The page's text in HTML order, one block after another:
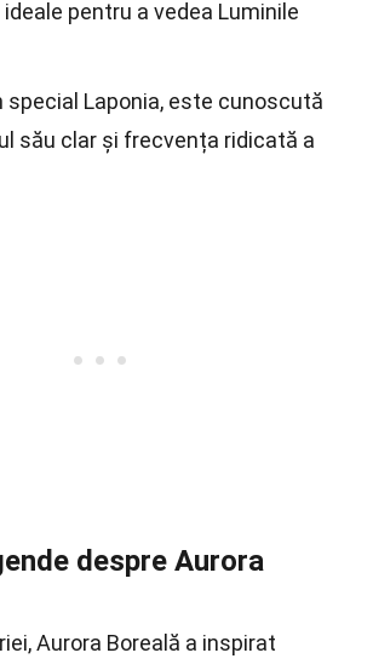
pentru a vedea Luminile
special Laponia, este cunoscută
său clar și frecvența ridicată a
despre Aurora
Aurora Boreală a inspirat